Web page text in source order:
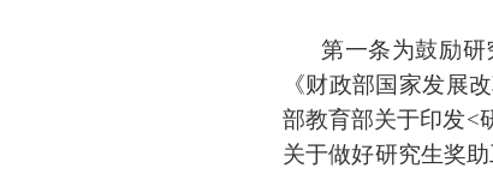
第一条为鼓励
《财政部国家发展
部教育部关于印发<
关于做好研究生奖